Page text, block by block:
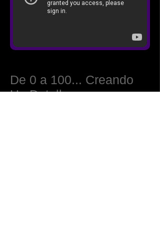
De 0 a 100... Creando
Un Detalle